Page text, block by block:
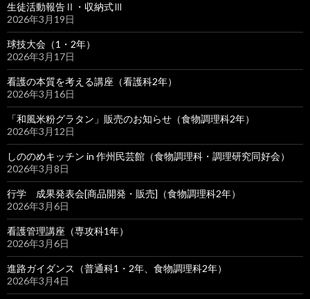
生徒活動報告Ⅱ・収納式Ⅲ
2026年3月19日
球技大会（1・2年）
2026年3月17日
看護の本質を考える講座（看護科2年）
2026年3月16日
「和風米粉グラタン」販売のお知らせ（食物調理科2年）
2026年3月12日
しののめキッチン in 作州民芸館（食物調理科・調理研究同好会）
2026年3月8日
行学 成果発表会[商品開発・販売]（食物調理科2年）
2026年3月6日
看護管理講座（専攻科1年）
2026年3月6日
進路ガイダンス（普通科1・2年、食物調理科2年）
2026年3月4日